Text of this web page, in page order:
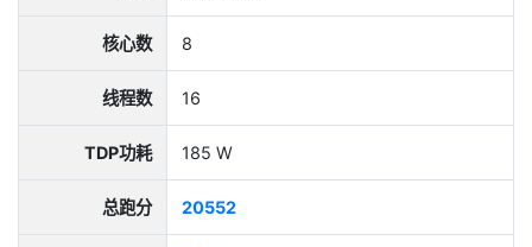
核心数 8
线程数 16
TDP功耗 185 W
总跑分 20552